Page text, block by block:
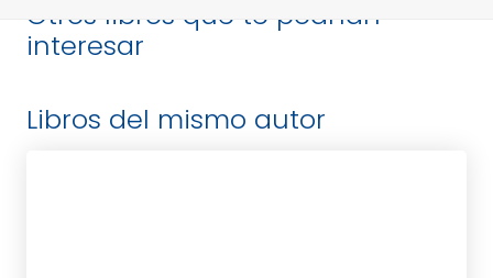
Otros libros que te podrían
interesar
Libros del mismo autor